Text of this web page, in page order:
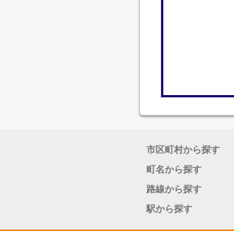
市区町村から探す
町名から探す
路線から探す
駅から探す